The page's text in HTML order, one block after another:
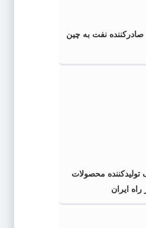
نفت به چین
محصولات
ایران